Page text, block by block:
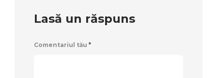
Lasă un răspuns
Comentariul tău *